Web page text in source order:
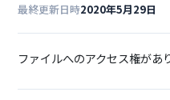
最終更新日時2020年5月29日
ファイルへのアクセス権があ